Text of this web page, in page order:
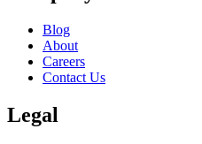
Blog
About
Careers
Contact Us
Legal